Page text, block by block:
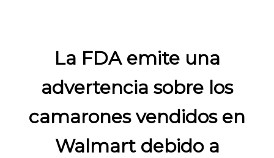
La FDA emite una
advertencia sobre los
camarones vendidos en
Walmart debido a